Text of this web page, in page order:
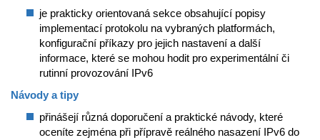
je prakticky orientovaná sekce obsahující popisy
implementací protokolu na vybraných platformách,
konfigurační příkazy pro jejich nastavení a další
informace, které se mohou hodit pro experimentální či
rutinní provozování IPv6
Návody a tipy
přinášejí různá doporučení a praktické návody, které
oceníte zejména při přípravě reálného nasazení IPv6 do